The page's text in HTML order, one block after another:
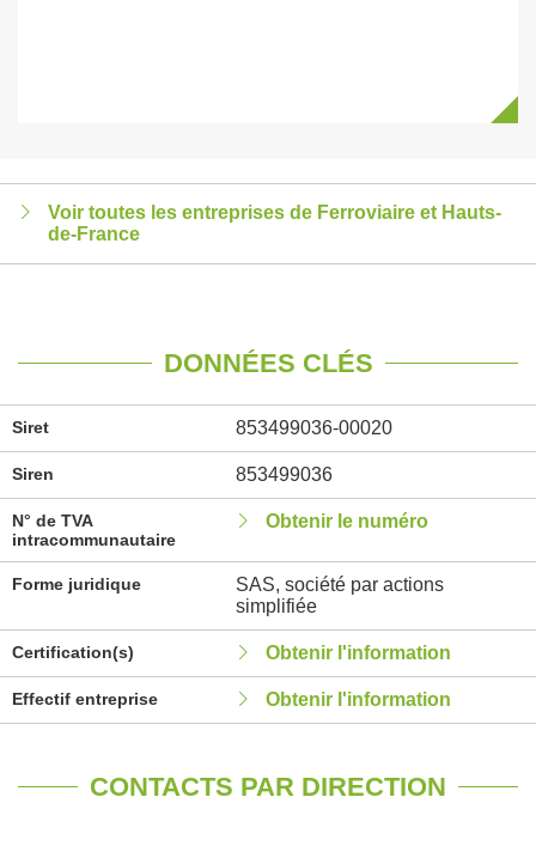
Voir toutes les entreprises de Ferroviaire et Hauts-
de-France
DONNÉES CLÉS
Siret 853499036-00020
Siren 853499036
N° de TVA
intracommunautaire
Obtenir le numéro
Forme juridique
SAS, société par actions
simplifiée
Certification(s) Obtenir l'information
Effectif entreprise Obtenir l'information
CONTACTS PAR DIRECTION